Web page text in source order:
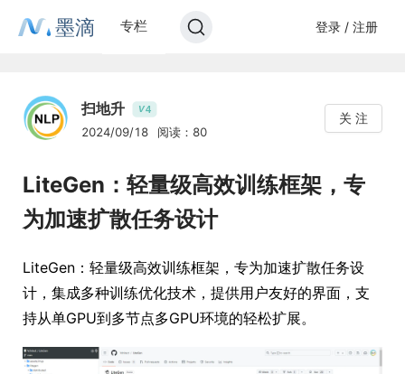
墨滴 专栏 登录 / 注册
扫地升 V4
2024/09/18 阅读：80
关 注
LiteGen：轻量级高效训练框架，专
为加速扩散任务设计
LiteGen：轻量级高效训练框架，专为加速扩散任务设
计，集成多种训练优化技术，提供用户友好的界面，支
持从单GPU到多节点多GPU环境的轻松扩展。